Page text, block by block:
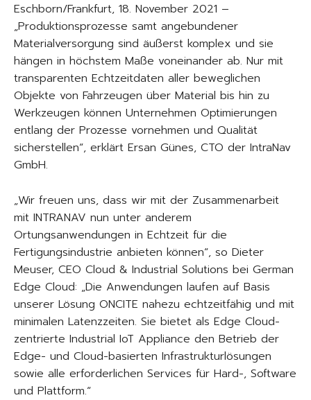
Eschborn/Frankfurt, 18. November 2021 –
„Produktionsprozesse samt angebundener
Materialversorgung sind äußerst komplex und sie
hängen in höchstem Maße voneinander ab. Nur mit
transparenten Echtzeitdaten aller beweglichen
Objekte von Fahrzeugen über Material bis hin zu
Werkzeugen können Unternehmen Optimierungen
entlang der Prozesse vornehmen und Qualität
sicherstellen“, erklärt Ersan Günes, CTO der IntraNav
GmbH.
„Wir freuen uns, dass wir mit der Zusammenarbeit
mit INTRANAV nun unter anderem
Ortungsanwendungen in Echtzeit für die
Fertigungsindustrie anbieten können“, so Dieter
Meuser, CEO Cloud & Industrial Solutions bei German
Edge Cloud: „Die Anwendungen laufen auf Basis
unserer Lösung ONCITE nahezu echtzeitfähig und mit
minimalen Latenzzeiten. Sie bietet als Edge Cloud-
zentrierte Industrial IoT Appliance den Betrieb der
Edge- und Cloud-basierten Infrastrukturlösungen
sowie alle erforderlichen Services für Hard-, Software
und Plattform.“